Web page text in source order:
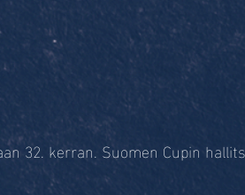
32. kerran. Suomen Cupin